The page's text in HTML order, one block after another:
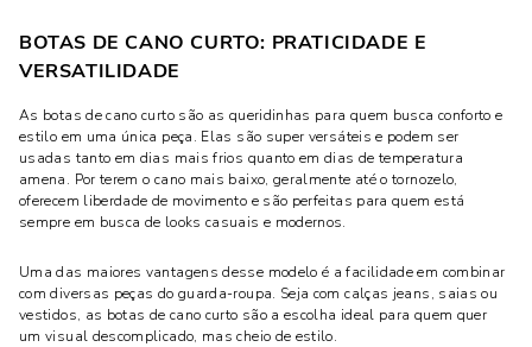
BOTAS DE CANO CURTO: PRATICIDADE E
VERSATILIDADE
As botas de cano curto são as queridinhas para quem busca conforto e
estilo em uma única peça. Elas são super versáteis e podem ser
usadas tanto em dias mais frios quanto em dias de temperatura
amena. Por terem o cano mais baixo, geralmente até o tornozelo,
oferecem liberdade de movimento e são perfeitas para quem está
sempre em busca de looks casuais e modernos.
Uma das maiores vantagens desse modelo é a facilidade em combinar
com diversas peças do guarda-roupa. Seja com calças jeans, saias ou
vestidos, as botas de cano curto são a escolha ideal para quem quer
um visual descomplicado, mas cheio de estilo.